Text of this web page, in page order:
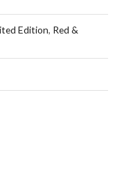
Edition, Red &